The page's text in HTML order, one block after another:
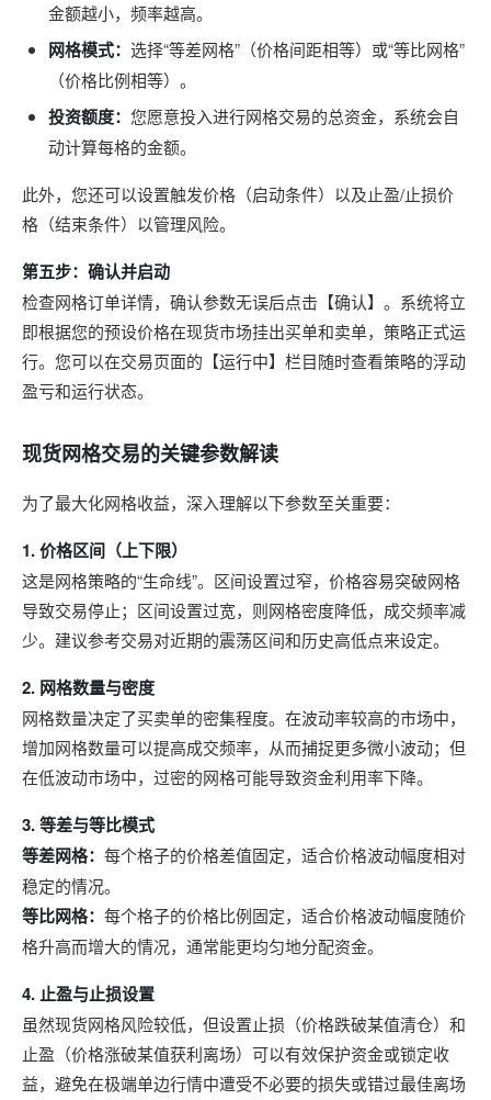
金额越小，频率越高。
网格模式： 选择“等差网格”（价格间距相等）或“等比网格”
（价格比例相等）。
投资额度： 您愿意投入进行网格交易的总资金，系统会自
动计算每格的金额。
此外，您还可以设置触发价格（启动条件）以及止盈/止损价
格（结束条件）以管理风险。
第五步：确认并启动
检查网格订单详情，确认参数无误后点击【确认】。系统将立
即根据您的预设价格在现货市场挂出买单和卖单，策略正式运
行。您可以在交易页面的【运行中】栏目随时查看策略的浮动
盈亏和运行状态。
现货网格交易的关键参数解读
为了最大化网格收益，深入理解以下参数至关重要：
1. 价格区间（上下限）
这是网格策略的“生命线”。区间设置过窄，价格容易突破网格
导致交易停止；区间设置过宽，则网格密度降低，成交频率减
少。建议参考交易对近期的震荡区间和历史高低点来设定。
2. 网格数量与密度
网格数量决定了买卖单的密集程度。在波动率较高的市场中，
增加网格数量可以提高成交频率，从而捕捉更多微小波动；但
在低波动市场中，过密的网格可能导致资金利用率下降。
3. 等差与等比模式
等差网格： 每个格子的价格差值固定，适合价格波动幅度相对
稳定的情况。
等比网格： 每个格子的价格比例固定，适合价格波动幅度随价
格升高而增大的情况，通常能更均匀地分配资金。
4. 止盈与止损设置
虽然现货网格风险较低，但设置止损（价格跌破某值清仓）和
止盈（价格涨破某值获利离场）可以有效保护资金或锁定收
益，避免在极端单边行情中遭受不必要的损失或错过最佳离场